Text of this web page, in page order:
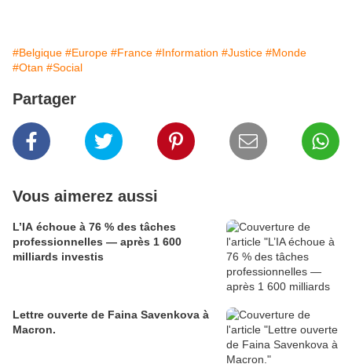
#Belgique #Europe #France #Information #Justice #Monde
#Otan #Social
Partager
Vous aimerez aussi
L’IA échoue à 76 % des tâches
professionnelles — après 1 600
milliards investis
Lettre ouverte de Faina Savenkova à
Macron.